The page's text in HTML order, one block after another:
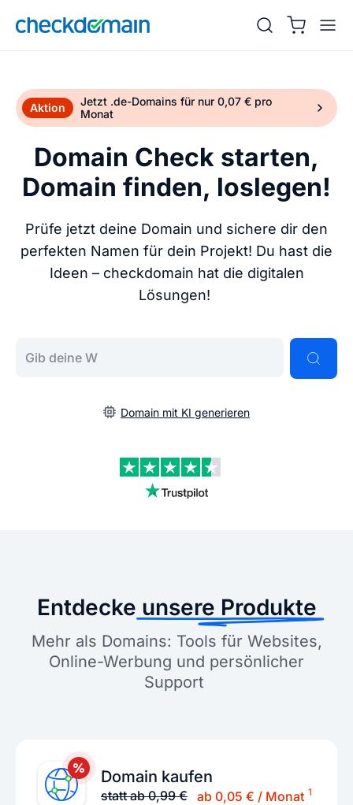
Aktion
Jetzt .de-Domains für nur 0,07 € pro
Monat
Domain Check starten,
Domain finden, loslegen!
Prüfe jetzt deine Domain und sichere dir den
perfekten Namen für dein Projekt! Du hast die
Ideen – checkdomain hat die digitalen
Lösungen!
Domain mit KI generieren
Entdecke unsere Produkte
Mehr als Domains: Tools für Websites,
Online-Werbung und persönlicher
Support
Domain kaufen
statt ab 0,99 € ab 0,05 € / Monat 1